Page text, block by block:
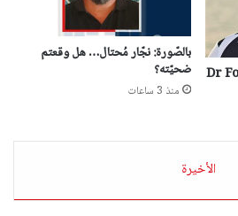
بالصّورة: نجّار مُحتال… هل وقعتم
ضحيّته؟
منذ 3 ساعات
الأخيرة